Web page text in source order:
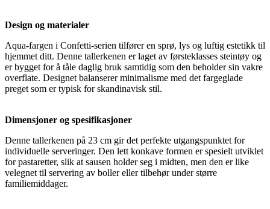
Design og materialer
Aqua-fargen i Confetti-serien tilfører en sprø, lys og luftig estetikk til
hjemmet ditt. Denne tallerkenen er laget av førsteklasses steintøy og
er bygget for å tåle daglig bruk samtidig som den beholder sin vakre
overflate. Designet balanserer minimalisme med det fargeglade
preget som er typisk for skandinavisk stil.
Dimensjoner og spesifikasjoner
Denne tallerkenen på 23 cm gir det perfekte utgangspunktet for
individuelle serveringer. Den lett konkave formen er spesielt utviklet
for pastaretter, slik at sausen holder seg i midten, men den er like
velegnet til servering av boller eller tilbehør under større
familiemiddager.